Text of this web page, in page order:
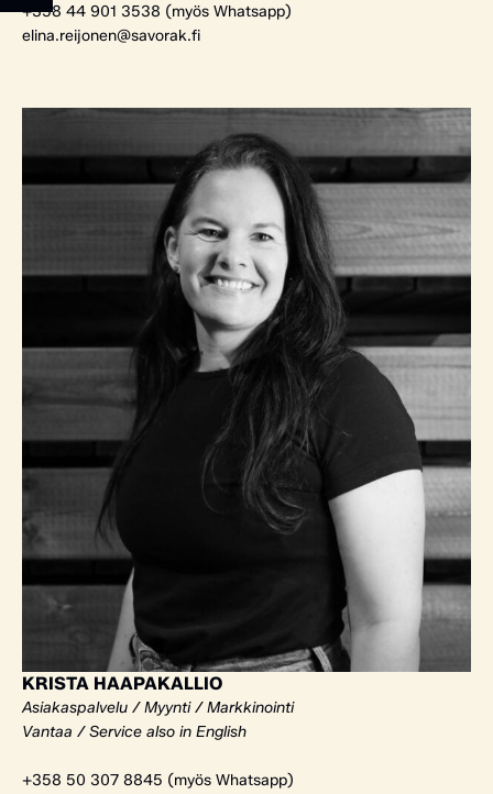
+358 44 901 3538 (myös Whatsapp)
elina.reijonen@savorak.fi
KRISTA HAAPAKALLIO
Asiakaspalvelu / Myynti / Markkinointi
Vantaa / Service also in English
+358 50 307 8845 (myös Whatsapp)